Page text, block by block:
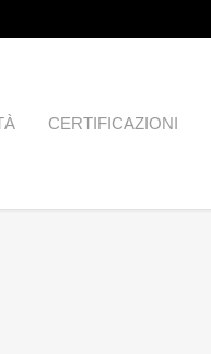
CERTIFICAZIONI